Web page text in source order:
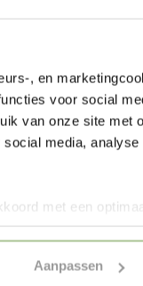
, en
voor social
van onze site met
media,
met een
toestaan" of
Aanpassen